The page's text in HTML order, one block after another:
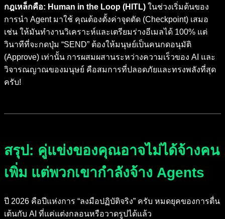
กฎเหล็กคือ: Human in the Loop (HITL) ในช่วงเริ่มต้นของ
การนำ Agent มาใช้ คุณต้องตั้งค่าจุดตัด (Checkpoint) เสมอ
เช่น ให้มันทำงานวิเคราะห์และเตรียมร่างอีเมลได้ 100% แต่
วินาทีที่จะกดปุ่ม “SEND” ต้องให้มนุษย์เป็นคนกดอนุมัติ
(Approve) เท่านั้น การผสมผสานระหว่างความเร็วของ AI และ
วิจารณญาณของมนุษย์ คือสมการที่ปลอดภัยและทรงพลังที่สุด
ครับ!
สรุป: คู่แข่งของคุณอาจไม่ได้จ้างคน
เพิ่ม แต่พวกเขากำลังจ้าง Agents
ปี 2026 คือปีแห่งการ “ลงมือปฏิบัติจริง” ครับ หมดยุคของการตื่น
เต้นกับ AI ที่แค่แต่งกลอนหรือวาดรูปได้แล้ว